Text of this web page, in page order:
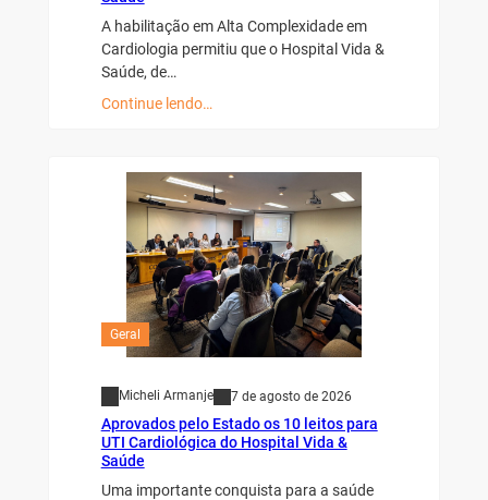
A habilitação em Alta Complexidade em
Cardiologia permitiu que o Hospital Vida &
Saúde, de…
Continue lendo…
Geral
Micheli Armanje 7 de agosto de 2026
Aprovados pelo Estado os 10 leitos para
UTI Cardiológica do Hospital Vida &
Saúde
Uma importante conquista para a saúde